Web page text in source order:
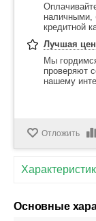
наличными,
кредитной
Лучшая
Мы
проверяют
нашему
Отложить
Основные